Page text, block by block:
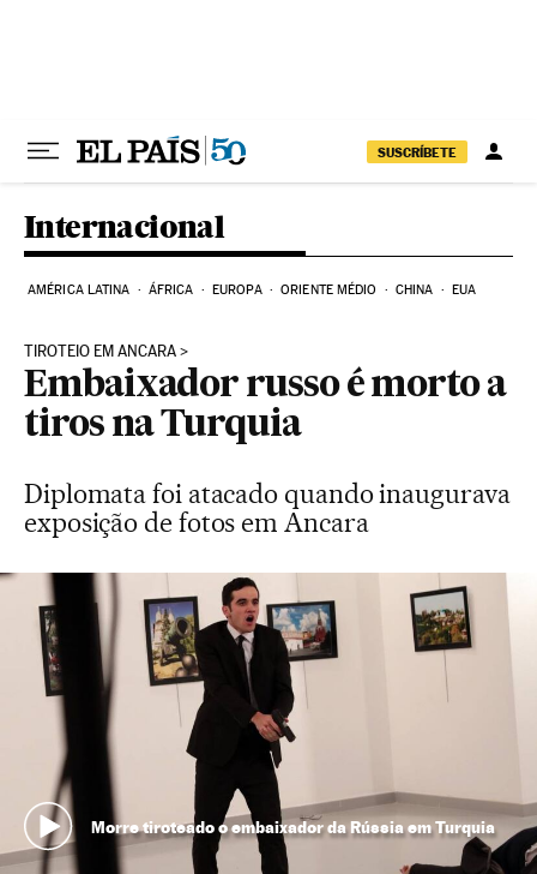
SUSCRÍBETE
Internacional
AMÉRICA LATINA ÁFRICA EUROPA ORIENTE MÉDIO CHINA EUA
TIROTEIO EM ANCARA
Embaixador russo é morto a
tiros na Turquia
Diplomata foi atacado quando inaugurava
exposição de fotos em Ancara
Morre tiroteado o embaixador da Rússia em Turquia